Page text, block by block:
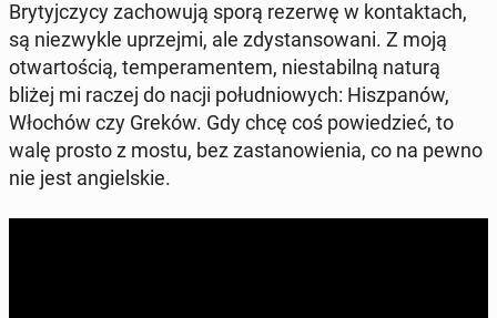
Bry­tyj­czy­cy za­cho­wu­ją sporą rezerwę w kon­tak­tach,
są nie­zwy­kle uprzej­mi, ale zdy­stan­so­wa­ni. Z moją
otwar­to­ścią, tem­pe­ra­men­tem, nie­sta­bil­ną naturą
bliżej mi raczej do nacji po­łu­dnio­wych: Hisz­pa­nów,
Włochów czy Greków. Gdy chcę coś po­wie­dzieć, to
walę prosto z mostu, bez za­sta­no­wie­nia, co na pewno
nie jest an­giel­skie.